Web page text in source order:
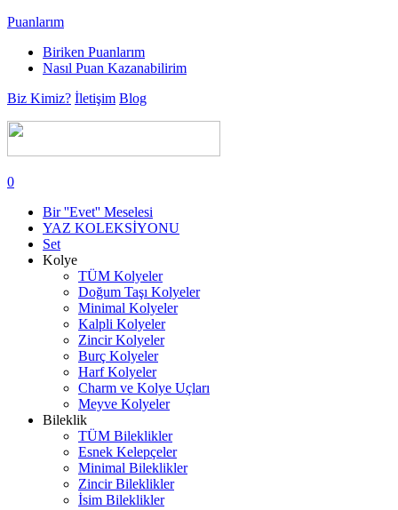
Puanlarım
Biriken Puanlarım
Nasıl Puan Kazanabilirim
Biz Kimiz? İletişim Blog
0
Bir ''Evet'' Meselesi
YAZ KOLEKSİYONU
Set
Kolye
TÜM Kolyeler
Doğum Taşı Kolyeler
Minimal Kolyeler
Kalpli Kolyeler
Zincir Kolyeler
Burç Kolyeler
Harf Kolyeler
Charm ve Kolye Uçları
Meyve Kolyeler
Bileklik
TÜM Bileklikler
Esnek Kelepçeler
Minimal Bileklikler
Zincir Bileklikler
İsim Bileklikler